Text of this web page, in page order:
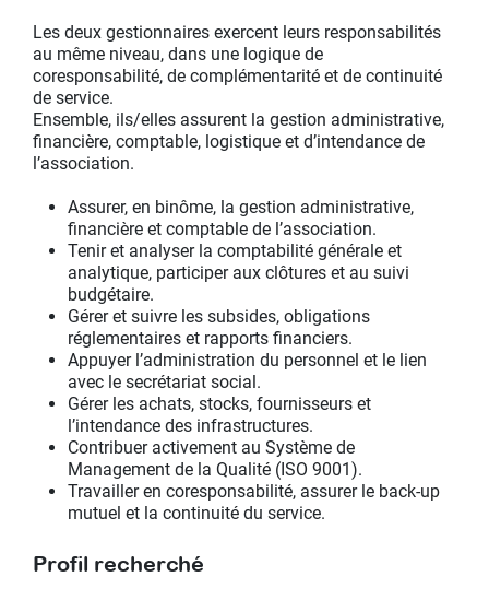
Les deux gestionnaires exercent leurs responsabilités
au même niveau, dans une logique de
coresponsabilité, de complémentarité et de continuité
de service.
Ensemble, ils/elles assurent la gestion administrative,
financière, comptable, logistique et d’intendance de
l’association.
Assurer, en binôme, la gestion administrative,
financière et comptable de l’association.
Tenir et analyser la comptabilité générale et
analytique, participer aux clôtures et au suivi
budgétaire.
Gérer et suivre les subsides, obligations
réglementaires et rapports financiers.
Appuyer l’administration du personnel et le lien
avec le secrétariat social.
Gérer les achats, stocks, fournisseurs et
l’intendance des infrastructures.
Contribuer activement au Système de
Management de la Qualité (ISO 9001).
Travailler en coresponsabilité, assurer le back‑up
mutuel et la continuité du service.
Profil recherché